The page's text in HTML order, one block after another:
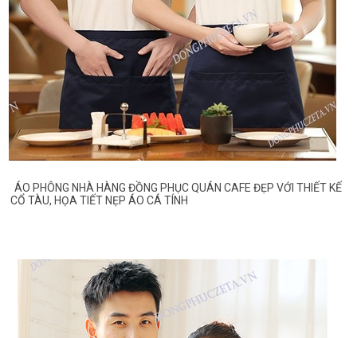
ÁO PHÔNG NHÀ HÀNG ĐỒNG PHỤC QUÁN CAFE ĐẸP VỚI THIẾT KẾ
CỔ TÀU, HỌA TIẾT NẸP ÁO CÁ TÍNH